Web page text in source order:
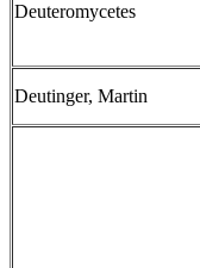
Deuteromycetes
Deutinger, Martin